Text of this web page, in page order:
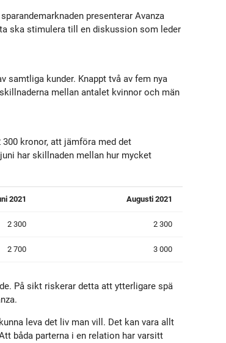
Sociala medier
presenterar Avanza
ska stimulera till en diskussion som leder
samtliga kunder. Knappt två av fem nya
mellan antalet kvinnor och män
kronor, att jämföra med det
har skillnaden mellan hur mycket
2021 Augusti 2021
2 300 2 300
2 700 3 000
På sikt riskerar detta att ytterligare spä
leva det liv man vill. Det kan vara allt
båda parterna i en relation har varsitt